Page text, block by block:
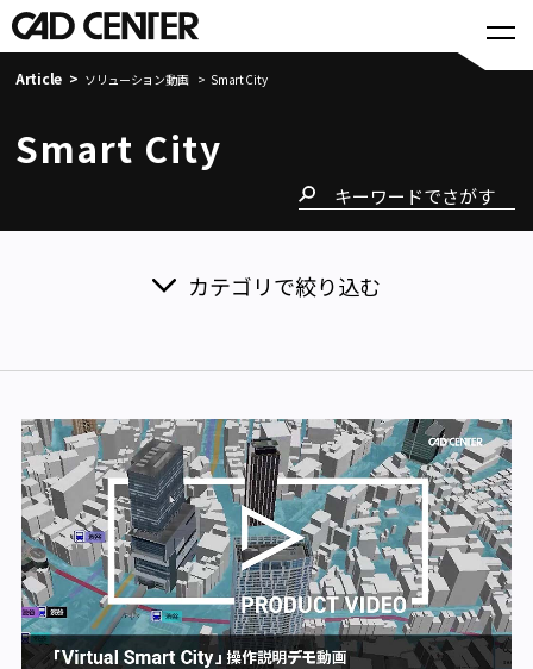
Article ソリューション動画 Smart City
Smart City
カテゴリで絞り込む